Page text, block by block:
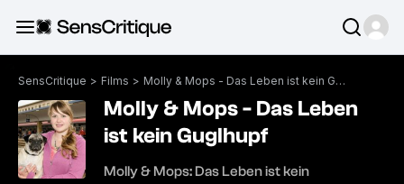
SensCritique > Films > Molly & Mops - Das Leben ist kein Guglhupf
Molly & Mops - Das Leben
ist kein Guglhupf
Molly & Mops: Das Leben ist kein